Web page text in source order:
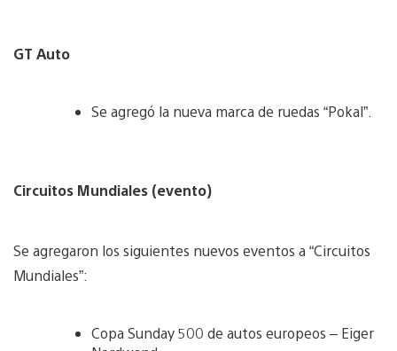
GT Auto
Se agregó la nueva marca de ruedas “Pokal”.
Circuitos Mundiales (evento)
Se agregaron los siguientes nuevos eventos a “Circuitos
Mundiales”:
Copa Sunday 500 de autos europeos – Eiger